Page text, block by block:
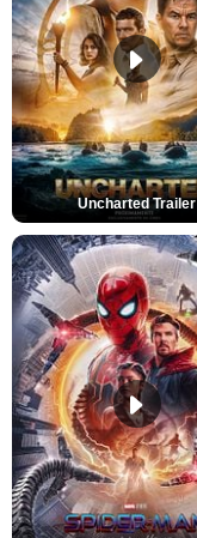
Uncharted Trailer